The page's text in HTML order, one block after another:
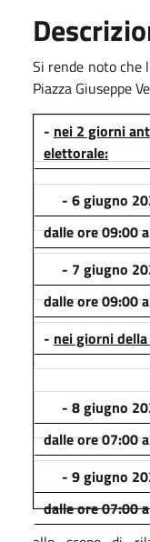
Si rende noto che
Piazza Giuseppe
- nei 2 giorni
elettorale:
- 6 giugno
dalle ore 09:00
- 7 giugno
dalle ore 09:00
- nei giorni
- 8 giugno
dalle ore 07:00
- 9 giugno
dalle ore 07:00